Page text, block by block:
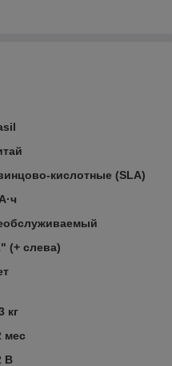
кислотные (SLA)
(+ слева)
кг
мес
В